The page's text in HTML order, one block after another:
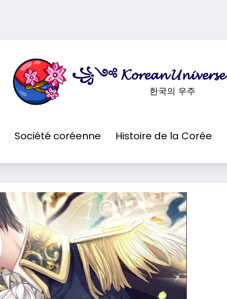
꧁༺ 𝓚𝓸𝓻𝓮𝓪𝓷
한국의 우주
Société coréenne Histoire de la Corée